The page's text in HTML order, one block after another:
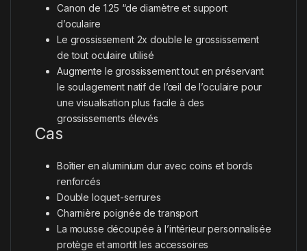
Canon de 1.25 “de diamètre et support
d’oculaire
Le grossissement 2x double le grossissement
de tout oculaire utilisé
Augmente le grossissement tout en préservant
le soulagement natif de l’œil de l’oculaire pour
une visualisation plus facile à des
grossissements élevés
Cas
Boîtier en aluminium dur avec coins et bords
renforcés
Double loquet-serrures
Charnière poignée de transport
La mousse découpée à l’intérieur personnalisée
protège et amortit les accessoires